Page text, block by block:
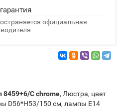
официальная
8459+6/C chrome, Люстра, цвет
D56*H53/150 см, лампы E14